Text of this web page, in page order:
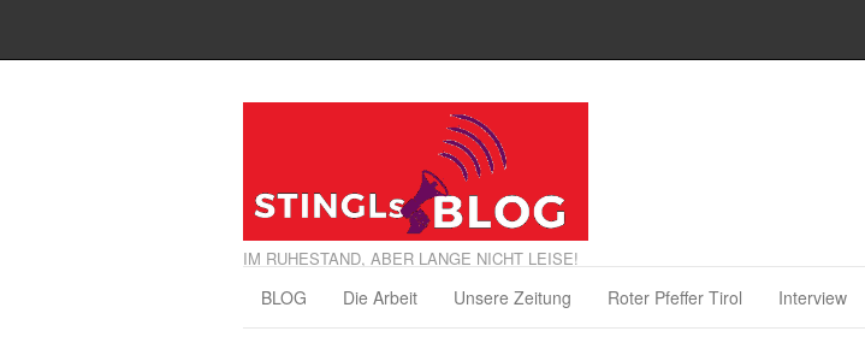
IM RUHESTAND, ABER LANGE NICHT LEISE!
BLOG Die Arbeit Unsere Zeitung Roter Pfeffer Tirol Interview